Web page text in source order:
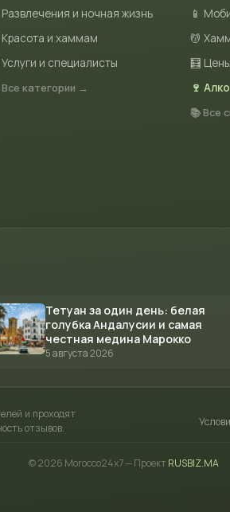
Развлечения и ночная жизнь
Красота и хаммам
Услуги и специалисты
категории →
📱
💆
🧮
🍷
📚 Все
Тетуан за один день: белая
голубка Андалусии и самая
честная медина Марокко
5 августа 2026
и проходят
отзывов.
© 2026 Morocco24x7 — Проект RUSBIZ.MA